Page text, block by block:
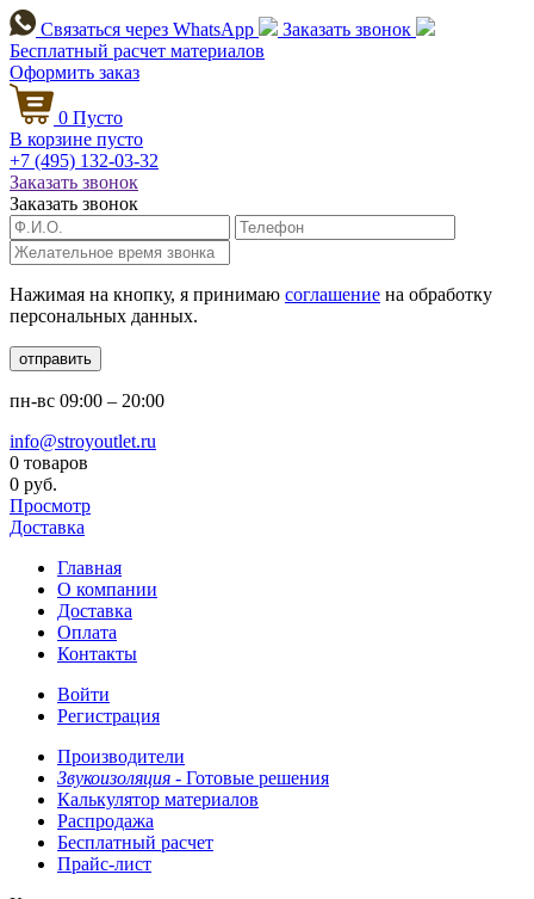
Связаться через WhatsApp
Заказать звонок
Бесплатный расчет материалов
Оформить заказ
0 Пусто
В корзине пусто
+7 (495) 132-03-32
Заказать звонок
Заказать звонок
Нажимая на кнопку, я принимаю соглашение на обработку
персональных данных.
отправить
пн-вс 09:00 – 20:00
info@stroyoutlet.ru
0 товаров
0 руб.
Просмотр
Доставка
Главная
О компании
Доставка
Оплата
Контакты
Войти
Регистрация
Производители
Звукоизоляция - Готовые решения
Калькулятор материалов
Распродажа
Бесплатный расчет
Прайс-лист